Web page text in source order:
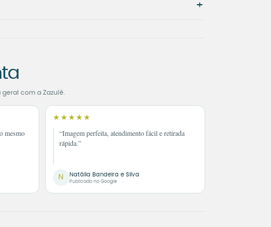
+
com a Zazulê.
mesmo
★★★★★
“Imagem perfeita, atendimento fácil e retirada
rápida.”
N Natália Bandeira e Silva
Publicado no Google